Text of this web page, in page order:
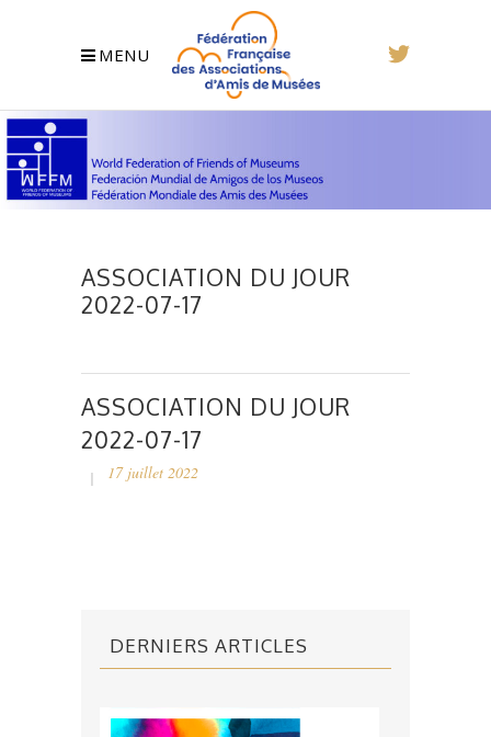
MENU
ASSOCIATION DU JOUR
2022-07-17
ASSOCIATION DU JOUR
2022-07-17
17 juillet 2022
DERNIERS ARTICLES